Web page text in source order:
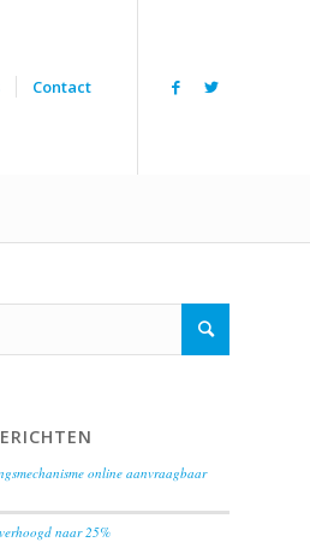
Contact
online aanvraagbaar
naar 25%